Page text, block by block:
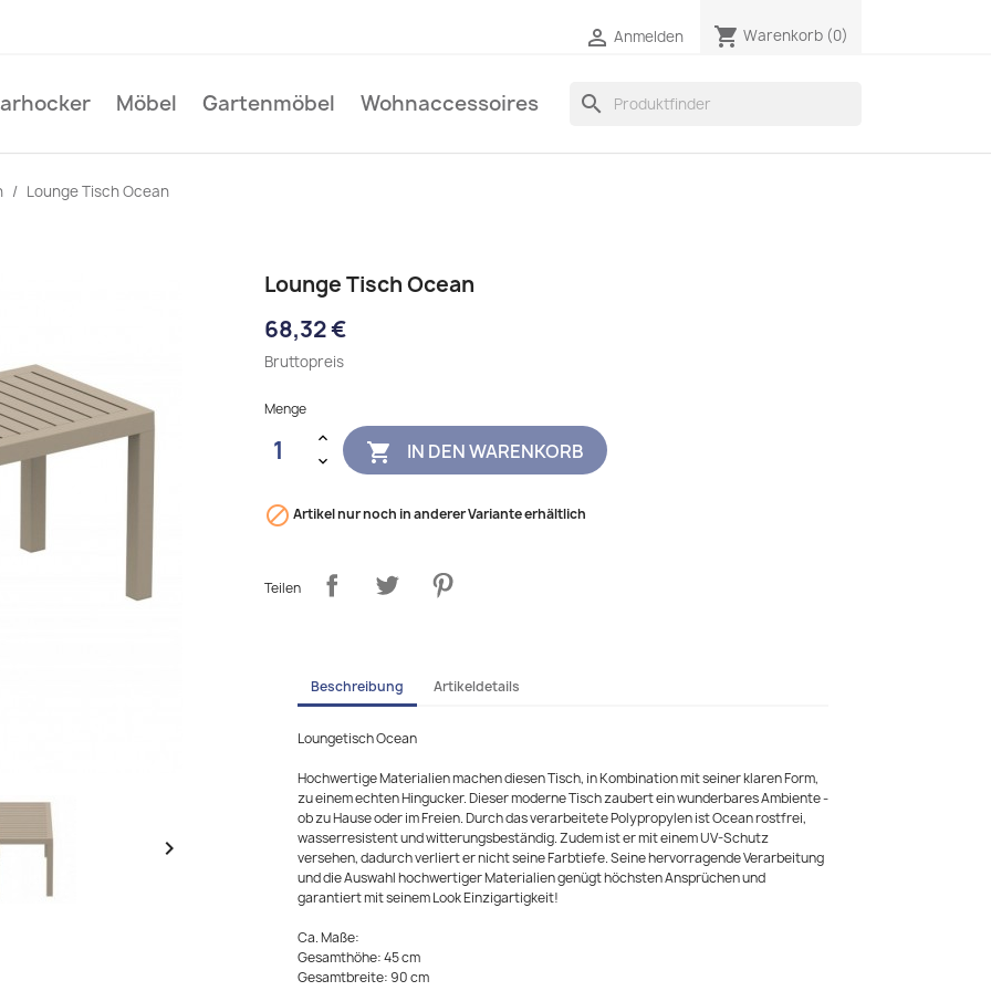
 Anmelden shopping_cart Warenkorb (0)
Möbel Gartenmöbel Wohnaccessoires search
Lounge Tisch Ocean

Lounge Tisch Ocean
68,32 €
Bruttopreis
Menge
 IN DEN WARENKORB
 Artikel nur noch in anderer Variante erhältlich
Teilen
Beschreibung Artikeldetails
Loungetisch Ocean
Hochwertige Materialien machen diesen Tisch, in Kombination mit seiner klaren Form,
zu einem echten Hingucker. Dieser moderne Tisch zaubert ein wunderbares Ambiente -
ob zu Hause oder im Freien. Durch das verarbeitete Polypropylen ist Ocean rostfrei,
wasserresistent und witterungsbeständig. Zudem ist er mit einem UV-Schutz
versehen, dadurch verliert er nicht seine Farbtiefe. Seine hervorragende Verarbeitung
und die Auswahl hochwertiger Materialien genügt höchsten Ansprüchen und
garantiert mit seinem Look Einzigartigkeit!
Ca. Maße:
Gesamthöhe: 45 cm
Gesamtbreite: 90 cm